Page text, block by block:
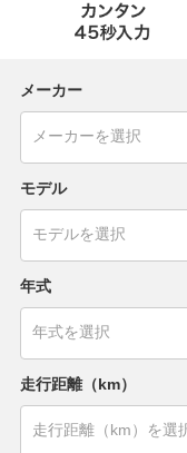
メーカー
モデル
年式
走行距離（km）